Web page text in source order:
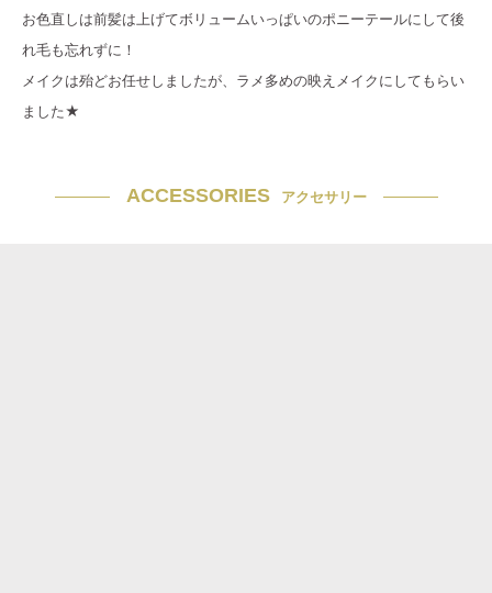
お色直しは前髪は上げてボリュームいっぱいのポニーテールにして後
れ毛も忘れずに！
メイクは殆どお任せしましたが、ラメ多めの映えメイクにしてもらい
ました★
ACCESSORIES アクセサリー